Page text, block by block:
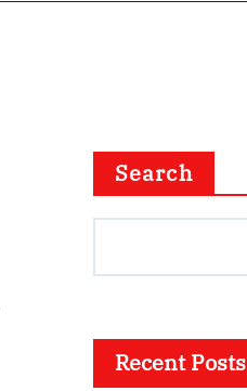
Search
Recent Posts